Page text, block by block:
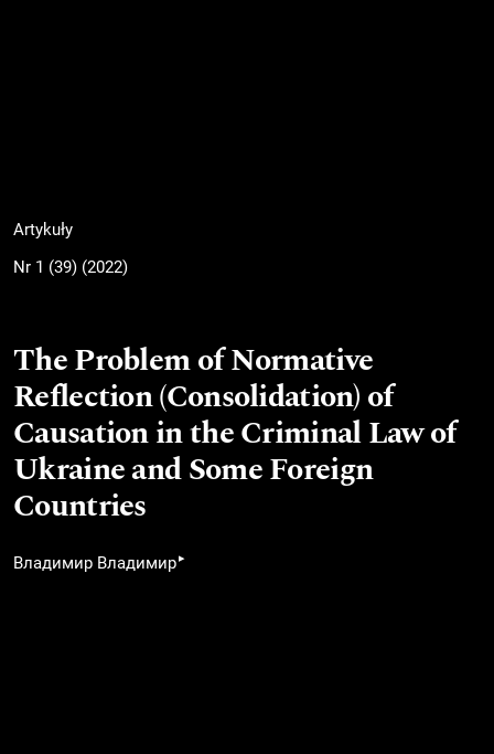
Artykuły
Nr 1 (39) (2022)
The Problem of Normative
Reflection (Consolidation) of
Causation in the Criminal Law of
Ukraine and Some Foreign
Countries
Владимир Владимир▸